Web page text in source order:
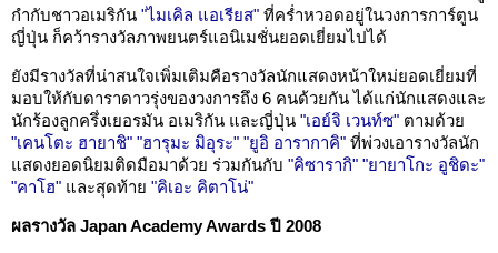
กำกับชาวอเมริกัน "ไมเคิล แอเรียส" ที่คร่ำหวอดอยู่ในวงการการ์ตูน
ญี่ปุ่น ก็คว้ารางวัลภาพยนตร์แอนิเมชั่นยอดเยี่ยมไปได้
ยังมีรางวัลที่น่าสนใจเพิ่มเติมคือรางวัลนักแสดงหน้าใหม่ยอดเยี่ยมที่
มอบให้กับดาราดาวรุ่งของวงการถึง 6 คนด้วยกัน ได้แก่นักแสดงและ
นักร้องลูกครึ่งเยอรมัน อเมริกัน และญี่ปุ่น "เอย์จิ เวนท์ซ" ตามด้วย
"เคนโตะ ฮายาชิ" "ฮารุมะ มิอุระ" "ยูอิ อารากาคิ" ที่พ่วงเอารางวัลนัก
แสดงยอดนิยมติดมือมาด้วย ร่วมกันกับ "คิซารากิ" "ยายาโกะ อูชิดะ"
"คาโฮ" และสุดท้าย "คิเอะ คิตาโน่"
ผลรางวัล Japan Academy Awards ปี 2008